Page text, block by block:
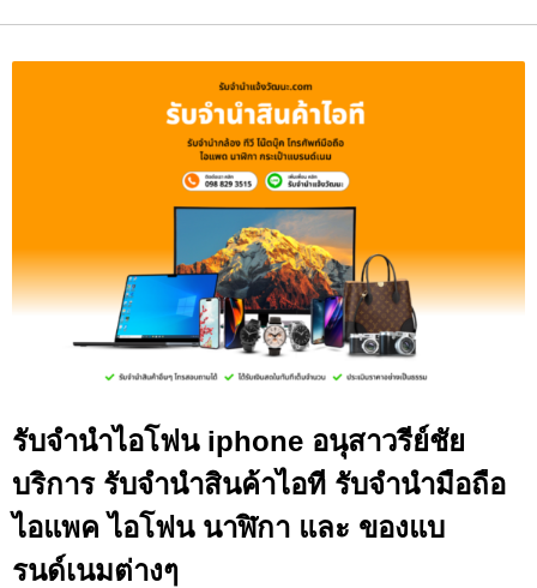
รับจำนำไอโฟน iphone อนุสาวรีย์ชัย
บริการ รับจำนำสินค้าไอที รับจำนำมือถือ
ไอแพค ไอโฟน นาฬิกา และ ของแบ
รนด์เนมต่างๆ